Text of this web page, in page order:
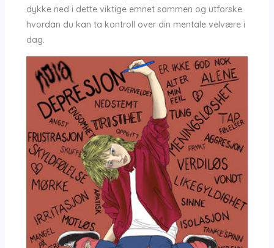
dykke ned i dette viktige emnet sammen og utforske
hvordan du kan ta kontroll over din mentale velvære i
dag.